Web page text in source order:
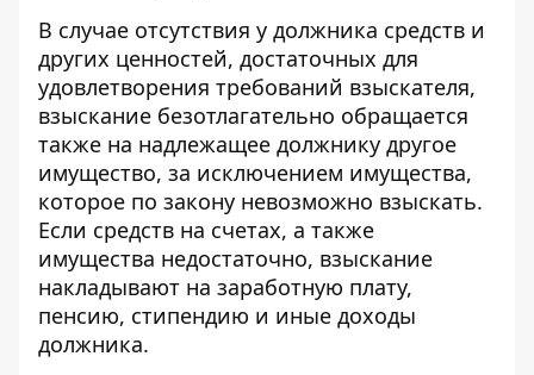
В случае отсутствия у должника средств и
других ценностей, достаточных для
удовлетворения требований взыскателя,
взыскание безотлагательно обращается
также на надлежащее должнику другое
имущество, за исключением имущества,
которое по закону невозможно взыскать.
Если средств на счетах, а также
имущества недостаточно, взыскание
накладывают на заработную плату,
пенсию, стипендию и иные доходы
должника.